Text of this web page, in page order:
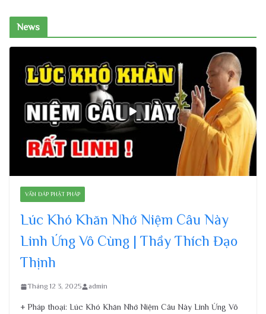
News
VẤN ĐÁP PHẬT PHÁP
Lúc Khó Khăn Nhớ Niệm Câu Này
Linh Ứng Vô Cùng | Thầy Thích Đạo
Thịnh
Tháng 12 3, 2025 admin
+ Pháp thoại: Lúc Khó Khăn Nhớ Niệm Câu Này Linh Ứng Vô